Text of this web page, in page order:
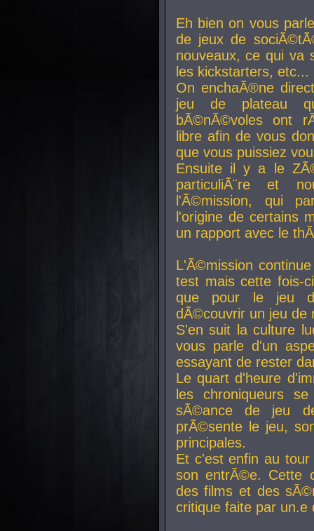
Eh bien on vous
de jeux de
nouveaux, ce qui va
les kickstarters, etc...
On enchaÃ®ne
jeu de plateau
bÃ©nÃ©voles ont
libre afin de vous
que vous puissiez
Ensuite il y a le
particuliÃ¨re et
l'Ã©mission, qui
l'origine de certains
un rapport avec le
L'Ã©mission
test mais cette fois-
que pour le jeu
dÃ©couvrir un jeu de
S'en suit la culture
vous parle d'un
essayant de rester
Le quart d'heure
les chroniqueurs
sÃ©ance de jeu
prÃ©sente le jeu,
principales.
Et c'est enfin au
son entrÃ©e. Cette
des films et des
critique faite par